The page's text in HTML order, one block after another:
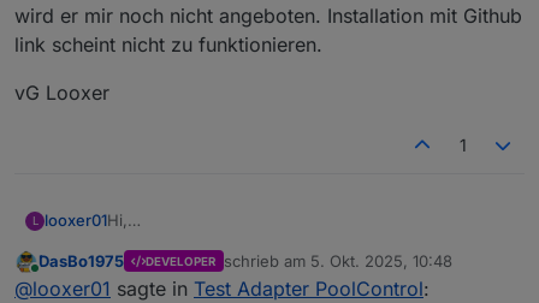
wird er mir noch nicht angeboten. Installation mit Github
link scheint nicht zu funktionieren.
vG Looxer
1
L looxer01Hi,
Ich habe einen indoor pool. Allerdings habe ich aus
Wartungründen kein Wasser im Pool. Im Frühjahr soll
Beckeninhalt ca 50 m3-
Pooltemp Messung über ioBroker Sennsoren
mindestlaufzeitdauer der Pumpe
Online
DasBo1975 DEVELOPER schrieb am 5. Okt. 2025, 10:48
zuletzt editiert von
@looxer01 sagte in Test Adapter PoolControl: